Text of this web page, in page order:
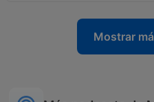
Mostrar